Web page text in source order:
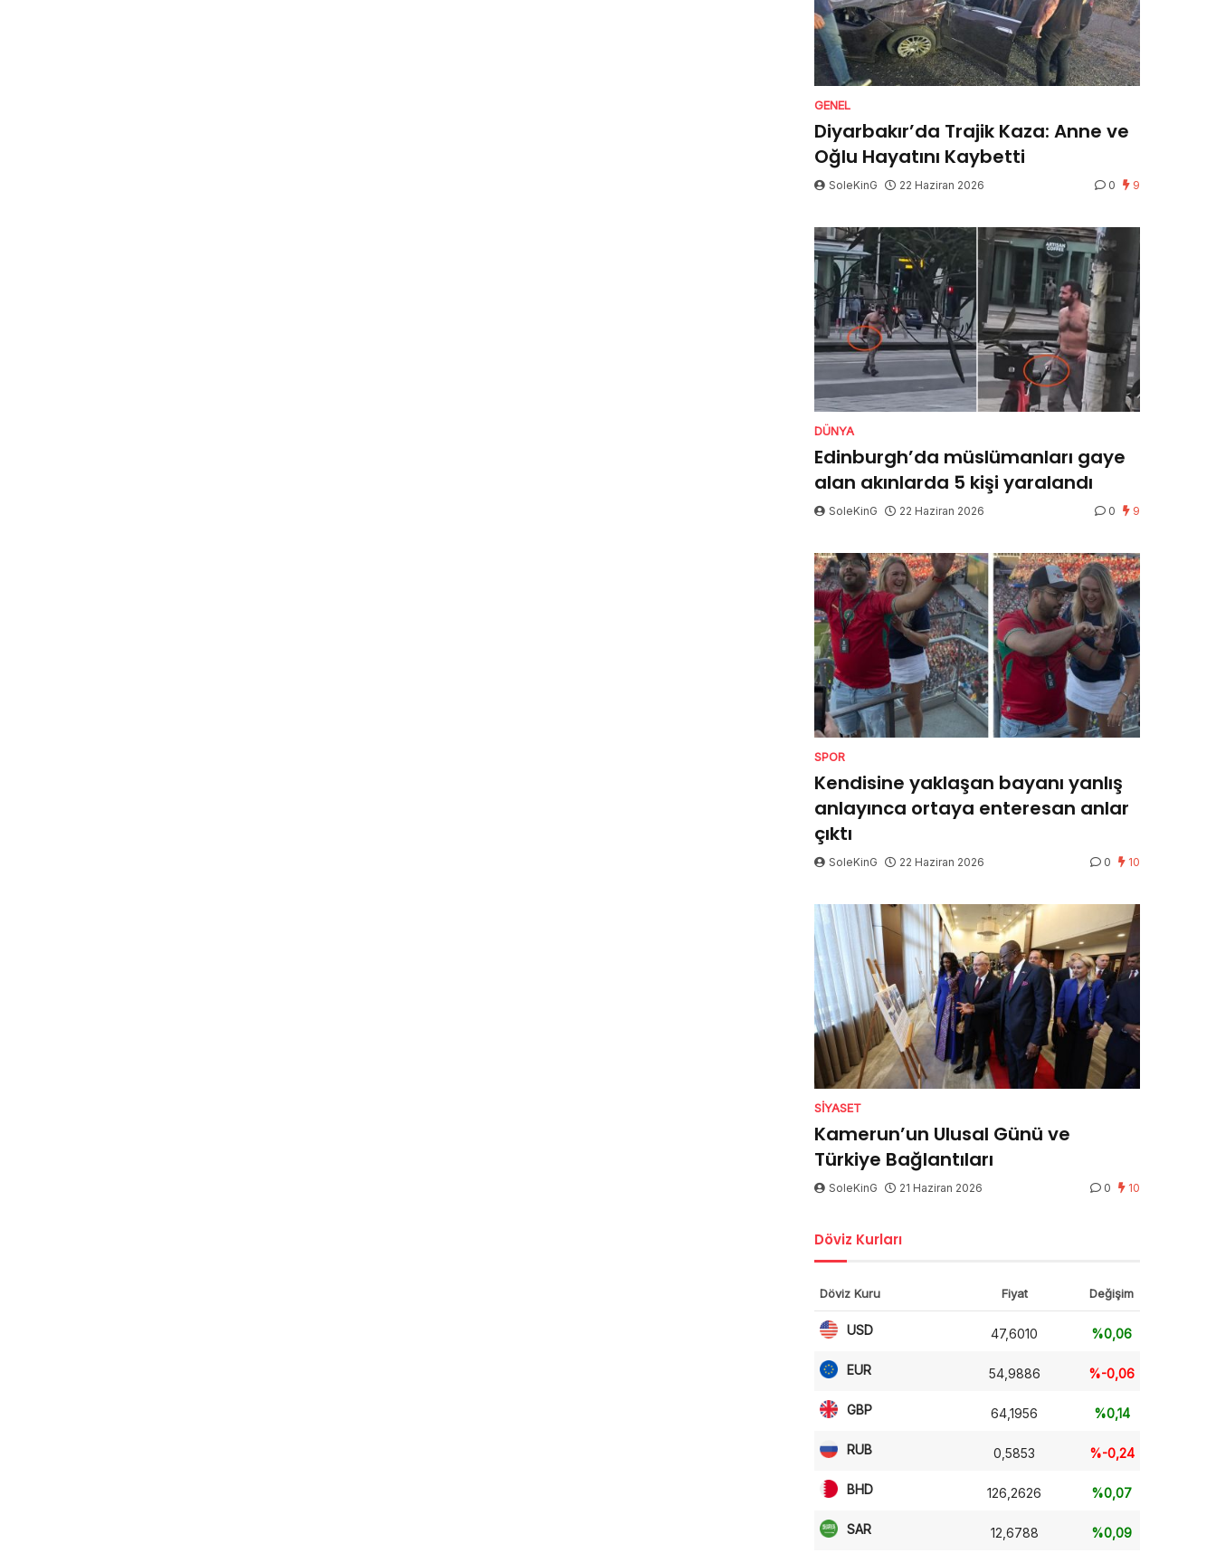
GENEL
Diyarbakır’da Trajik Kaza: Anne ve
Oğlu Hayatını Kaybetti
SoleKinG 22 Haziran 2026 0 9
DÜNYA
Edinburgh’da müslümanları gaye
alan akınlarda 5 kişi yaralandı
SoleKinG 22 Haziran 2026 0 9
SPOR
Kendisine yaklaşan bayanı yanlış
anlayınca ortaya enteresan anlar
çıktı
SoleKinG 22 Haziran 2026 0 10
SIYASET
Kamerun’un Ulusal Günü ve
Türkiye Bağlantıları
SoleKinG 21 Haziran 2026 0 10
Döviz Kurları
Döviz Kuru Fiyat Değişim
USD 47,6010 %0,06
EUR 54,9886 %-0,06
GBP 64,1956 %0,14
RUB 0,5853 %-0,24
BHD 126,2626 %0,07
SAR 12,6788 %0,09